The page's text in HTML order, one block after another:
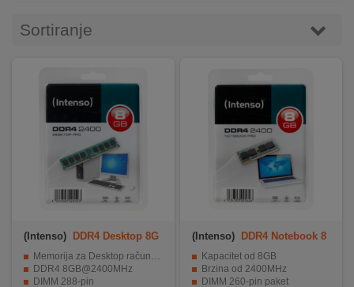
SECURITY
Sortiranje
(Intenso) DDR4 Desktop 8G
Memorija za Desktop računare
DDR4 8GB@2400MHz
DIMM 288-pin
(Intenso)
DDR4 Notebook 8
Kapacitet od 8GB
Brzina od 2400MHz
DIMM 260-pin paket